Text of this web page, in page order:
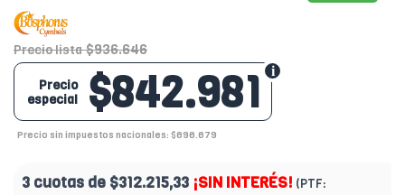
Precio lista $936.646
$842.981
Precio
especial
Precio sin impuestos nacionales: $696.679
3 cuotas de $312.215,33 ¡SIN INTERÉS! (PTF: